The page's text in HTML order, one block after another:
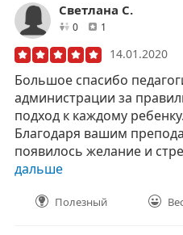
Светлана С.
0друзей1
14.01.2020
Большое спасибо
администрации за
подход к каждому ребенку.
Благодаря вашим
появилось желание и
дальше
Полезный